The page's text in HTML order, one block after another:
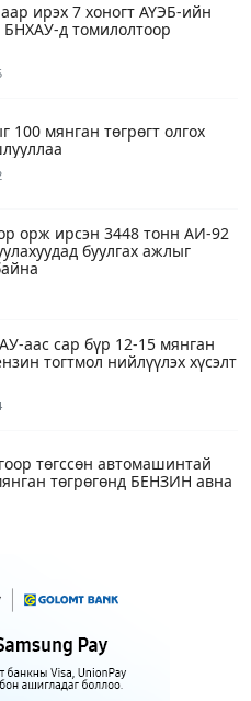
ирэх 7 хоногт АҮЭБ-ийн
д томилолтоор
мянган төгрөгт олгох
орж ирсэн 3448 тонн АИ-92
буулгах ажлыг
аас сар бүр 12-15 мянган
тогтмол нийлүүлэх хүсэлт
төгссөн автомашинтай
төгрөгөнд БЕНЗИН авна
баяр”-ын өдөр
дулаан байна